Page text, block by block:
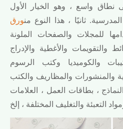
واسع ، وهو الخيار الأول
ثانيًا ، هذا النوع منورق
للمجلات والصفحات الملونة
والتقويمات والأغطية والإدراج
والكوميديا وكتب الرسوم
والمنشورات والمظاريف والكتب
، بطاقات العمل ، العلامات